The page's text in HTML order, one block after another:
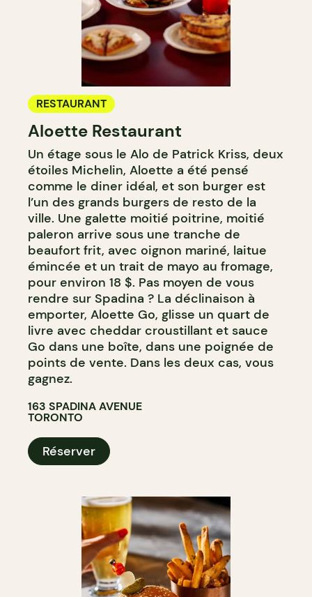
RESTAURANT
Aloette Restaurant
Un étage sous le Alo de Patrick Kriss, deux
étoiles Michelin, Aloette a été pensé
comme le diner idéal, et son burger est
l’un des grands burgers de resto de la
ville. Une galette moitié poitrine, moitié
paleron arrive sous une tranche de
beaufort frit, avec oignon mariné, laitue
émincée et un trait de mayo au fromage,
pour environ 18 $. Pas moyen de vous
rendre sur Spadina ? La déclinaison à
emporter, Aloette Go, glisse un quart de
livre avec cheddar croustillant et sauce
Go dans une boîte, dans une poignée de
points de vente. Dans les deux cas, vous
gagnez.
163 SPADINA AVENUE
TORONTO
Réserver